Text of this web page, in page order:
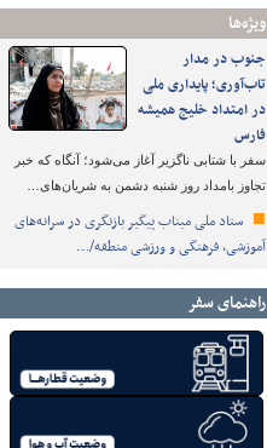
ویژه‌ها
جنوب در مدار
تاب‌آوری؛ پایداری ملی
در امتداد خلیج همیشه
فارس
سفر با شتابی ناگزیر آغاز می‌شود؛ آنگاه که خبر
تجاوز بامداد روز شنبه دشمن به شریان‌های…
ستاد ملی میناب پیگیر بازنگری در سرانه‌های
آموزشی، فرهنگی و ورزشی منطقه/…
راهنمای سفر